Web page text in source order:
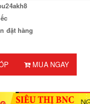
đặt hàng
MUA NGAY